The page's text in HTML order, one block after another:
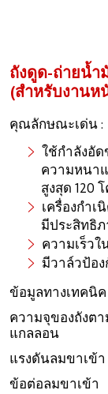
ถังดูด-ถ่ายน้ำ
(สำหรับงานห
คุณลักษณะเด่น :
ใช้กำลังอั
ความหนา
สูงสุด 120
เครื่องกำ
มีประสิทธิภ
ความเร็วใ
มีวาล์วป้อง
ข้อมูลทางเทคนิค
ความจุของ
แกลลอน
แรงดันลมข
ข้อต่อล